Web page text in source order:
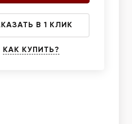
В 1 КЛИК
КАК КУПИТЬ?